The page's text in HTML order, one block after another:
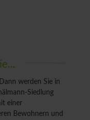
werden Sie in
Siedlung
einer
Bewohnern und